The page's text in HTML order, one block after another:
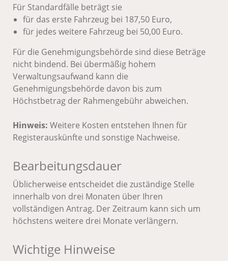
Für Standardfälle beträgt sie
für das erste Fahrzeug bei 187,50 Euro,
für jedes weitere Fahrzeug bei 50,00 Euro.
Für die Genehmigungsbehörde sind diese Beträge
nicht bindend. Bei übermäßig hohem
Verwaltungsaufwand kann die
Genehmigungsbehörde davon bis zum
Höchstbetrag der Rahmengebühr abweichen.
Hinweis: Weitere Kosten entstehen Ihnen für
Registerauskünfte und sonstige Nachweise.
Bearbeitungsdauer
Üblicherweise entscheidet die zuständige Stelle
innerhalb von drei Monaten über Ihren
vollständigen Antrag. Der Zeitraum kann sich um
höchstens weitere drei Monate verlängern.
Wichtige Hinweise